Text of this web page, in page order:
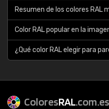
Resumen de los colores RAL
Color RAL popular en la
¿Qué color RAL elegir para
ColoresRAL.com.es